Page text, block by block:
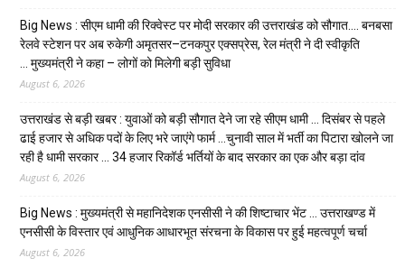
Big News : सीएम धामी की रिक्वेस्ट पर मोदी सरकार की उत्तराखंड को सौगात…. बनबसा
रेलवे स्टेशन पर अब रुकेगी अमृतसर–टनकपुर एक्सप्रेस, रेल मंत्री ने दी स्वीकृति
… मुख्यमंत्री ने कहा – लोगों को मिलेगी बड़ी सुविधा
August 6, 2026
उत्तराखंड से बड़ी खबर : युवाओं को बड़ी सौगात देने जा रहे सीएम धामी … दिसंबर से पहले
ढाई हजार से अधिक पदों के लिए भरे जाएंगे फार्म …चुनावी साल में भर्ती का पिटारा खोलने जा
रही है धामी सरकार … 34 हजार रिकॉर्ड भर्तियों के बाद सरकार का एक और बड़ा दांव
August 6, 2026
Big News : मुख्यमंत्री से महानिदेशक एनसीसी ने की शिष्टाचार भेंट … उत्तराखण्ड में
एनसीसी के विस्तार एवं आधुनिक आधारभूत संरचना के विकास पर हुई महत्वपूर्ण चर्चा
August 6, 2026